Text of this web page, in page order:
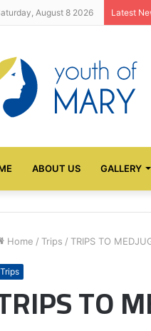
August 8 2026 Latest
ABOUT US GALLERY
Home / Trips / TRIPS TO
Trips
TO